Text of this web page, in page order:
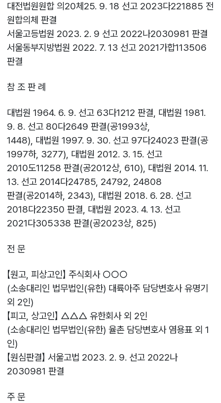
대전법원원합 의20체25. 9. 18 선고 2023다221885 전
원합의체 판결
서울고등법원 2023. 2. 9 선고 2022나2030981 판결
서울동부지방법원 2022. 7. 13 선고 2021가합113506
판결
참 조 판 례
대법원 1964. 6. 9. 선고 63다1212 판결, 대법원 1981.
9. 8. 선고 80다2649 판결(공1993상,
1448), 대법원 1997. 9. 30. 선고 97다24023 판결(공
1997하, 3277), 대법원 2012. 3. 15. 선고
2010도11258 판결(공2012상, 610), 대법원 2014. 11.
13. 선고 2014다24785, 24792, 24808
판결(공2014하, 2343), 대법원 2018. 6. 28. 선고
2018다22350 판결, 대법원 2023. 4. 13. 선고
2021다305338 판결(공2023상, 825)
전 문
【원고, 피상고인】 주식회사 ○○○
(소송대리인 법무법인(유한) 대륙아주 담당변호사 유명기
외 2인)
【피고, 상고인】 △△△ 유한회사 외 2인
(소송대리인 법무법인(유한) 율촌 담당변호사 염용표 외 1
인)
【원심판결】 서울고법 2023. 2. 9. 선고 2022나
2030981 판결
주 문